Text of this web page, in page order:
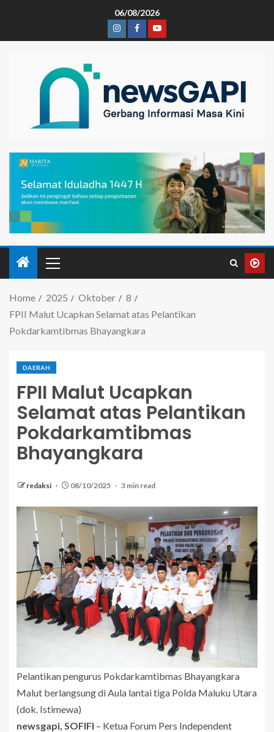
06/08/2026
Home 2025 Oktober
8
FPII Malut Ucapkan Selamat atas Pelantikan
Pokdarkamtibmas Bhayangkara
DAERAH
FPII Malut Ucapkan
Selamat atas Pelantikan
Pokdarkamtibmas
Bhayangkara
redaksi 08/10/2025 3 min read
Pelantikan pengurus Pokdarkamtibmas Bhayangkara
Malut berlangsung di Aula lantai tiga Polda Maluku Utara
(dok. Istimewa)
newsgapi, SOFIFI – Ketua Forum Pers Independent